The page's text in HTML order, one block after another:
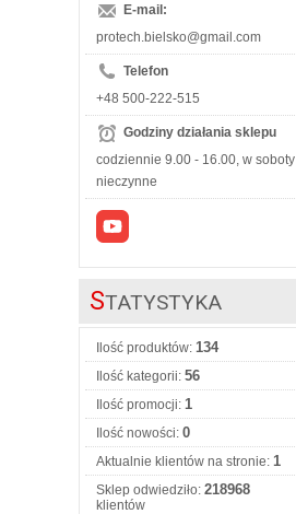
E-mail:
protech.bielsko@gmail.com
Telefon
+48 500-222-515
Godziny działania sklepu
codziennie 9.00 - 16.00, w soboty
nieczynne
STATYSTYKA
Ilość produktów: 134
Ilość kategorii: 56
Ilość promocji: 1
Ilość nowości: 0
Aktualnie klientów na stronie: 1
Sklep odwiedziło: 218968
klientów